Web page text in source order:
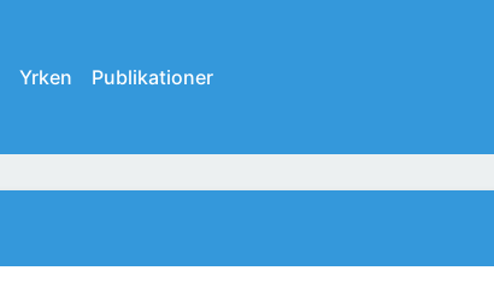
Yrken Publikationer